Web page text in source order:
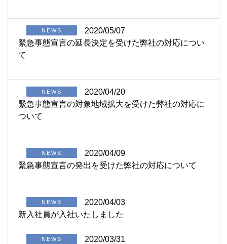
NEWS
2020/05/07
緊急事態宣言の延長決定を受けた弊社の対応につい
て
NEWS
2020/04/20
緊急事態宣言の対象地域拡大を受けた弊社の対応に
ついて
NEWS
2020/04/09
緊急事態宣言の発出を受けた弊社の対応について
NEWS
2020/04/03
新入社員が入社いたしました
NEWS
2020/03/31